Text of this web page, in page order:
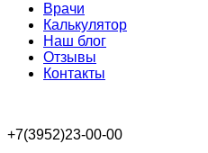
Врачи
Калькулятор
Наш блог
Отзывы
Контакты
+7(3952)23-00-00